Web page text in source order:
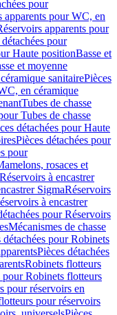
pour
apparents pour WC, en
apparents pour
pour
Haute positionBasse et
et moyenne
sanitairePièces
en céramique
Tubes de chasse
Tubes de chasse
détachées pour Haute
Pièces détachées pour
pour
rosaces et
Réservoirs à encastrer
SigmaRéservoirs
à encastrer
pour Réservoirs
Mécanismes de chasse
détachées pour Robinets
Pièces détachées
Robinets flotteurs
pour Robinets flotteurs
pour réservoirs en
pour réservoirs